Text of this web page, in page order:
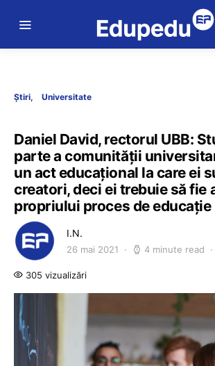
Știri Universitate
Daniel David, rectorul UBB:
parte a comunității
un act educațional la care ei
creatori, deci ei trebuie să fie
propriului proces de educație
I.N.
26 mai 2021 4 minute read
305 vizualizări